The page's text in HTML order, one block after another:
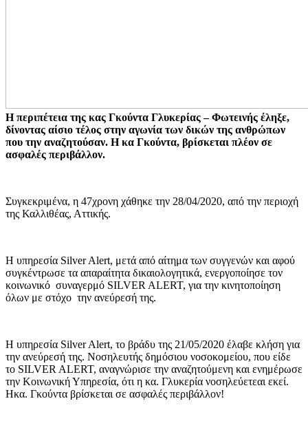
Η περιπέτεια της κας Γκούντα Γλυκερίας – Φωτεινής έληξε,
δίνοντας αίσιο τέλος στην αγωνία των δικών της ανθρώπων
που την αναζητούσαν. Η κα Γκούντα, βρίσκεται πλέον σε
ασφαλές περιβάλλον.
Συγκεκριμένα, η 47χρονη χάθηκε την 28/04/2020, από την περιοχή
της Καλλιθέας, Αττικής.
Η υπηρεσία Silver Alert, μετά από αίτημα των συγγενών και αφού
συγκέντρωσε τα απαραίτητα δικαιολογητικά, ενεργοποίησε τον
κοινωνικό συναγερμό SILVER ALERT, για την κινητοποίηση
όλων με στόχο την ανεύρεσή της.
Η υπηρεσία Silver Alert, το βράδυ της 21/05/2020 έλαβε κλήση για
την ανεύρεσή της. Νοσηλευτής δημόσιου νοσοκομείου, που είδε
το SILVER ALERT, αναγνώρισε την αναζητούμενη και ενημέρωσε
την Κοινωνική Υπηρεσία, ότι η κα. Γλυκερία νοσηλεύετεαι εκεί.
Ηκα. Γκούντα βρίσκεται σε ασφαλές περιβάλλον!